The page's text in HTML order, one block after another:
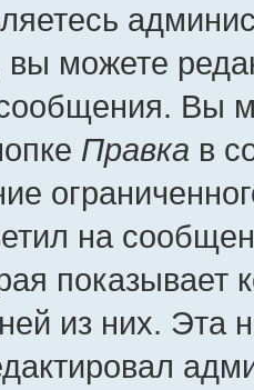
можете
Вы
Правка в
на
показывает
из них. Эта